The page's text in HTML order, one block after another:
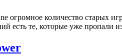
количество старых
есть те, которые уже пропали